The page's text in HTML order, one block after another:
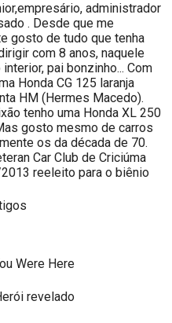
administrador
. Desde que me
gosto de tudo que tenha
com 8 anos, naquele
pai bonzinho... Com
Honda CG 125 laranja
HM (Hermes Macedo).
tenho uma Honda XL 250
gosto mesmo de carros
os da década de 70.
Car Club de Criciúma
reeleito para o biênio
Were Here
revelado